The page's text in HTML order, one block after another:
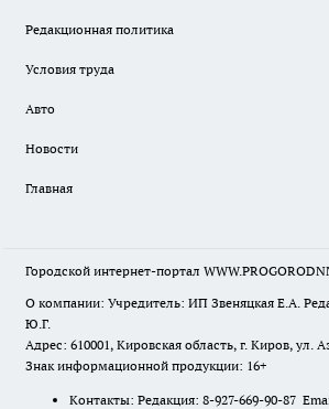
Редакционная политика
Условия труда
Авто
Новости
Главная
Городской интернет-портал
О компании: Учредитель: ИП Звеняцкая Е.А.
Ю.Г.
Адрес: 610001, Кировская область, г. Киров, ул.
Знак информационной продукции: 16+
Контакты: Редакция: 8-927-669-90-87